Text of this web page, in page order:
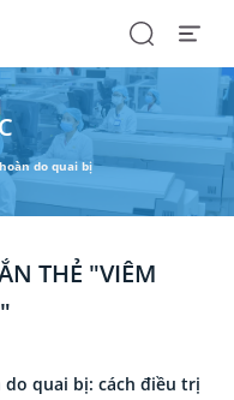
SearchOpen
do quai bị
THẺ "VIÊM
quai bị: cách điều trị